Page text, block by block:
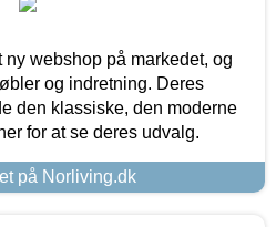
webshop på markedet, og
og indretning. Deres
den klassiske, den moderne
for at se deres udvalg.
på Norliving.dk